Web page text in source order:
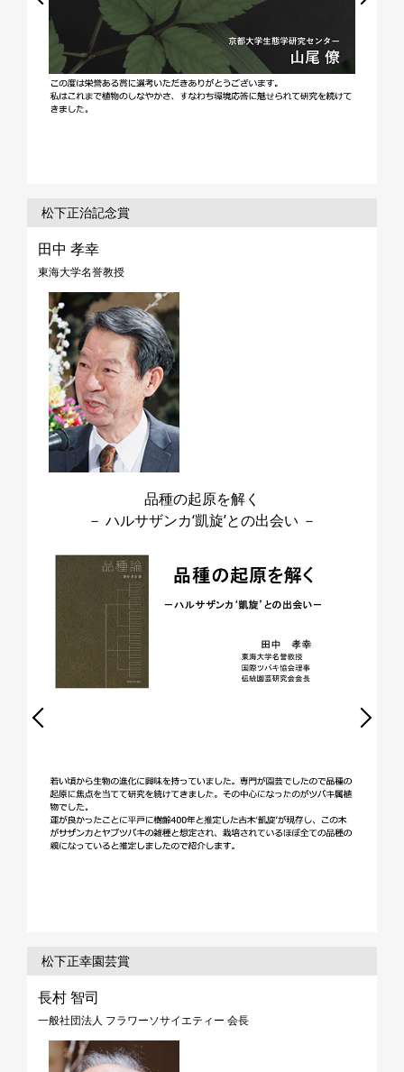
松下正治記念賞
田中 孝幸
東海大学名誉教授
品種の起原を解く
－ ハルサザンカ‘凱旋’との出会い －
松下正幸園芸賞
長村 智司
一般社団法人 フラワーソサイエティー 会長